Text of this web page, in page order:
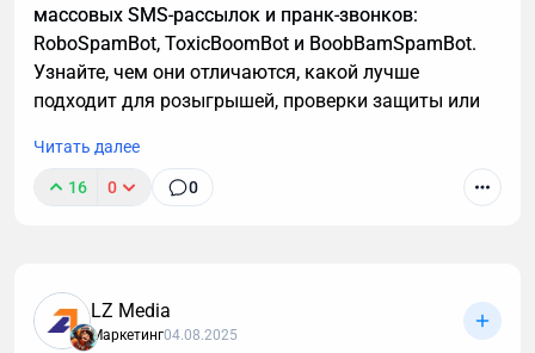
массовых SMS-рассылок и пранк-звонков:
RoboSpamBot, ToxicBoomBot и BoobBamSpamBot.
Узнайте, чем они отличаются, какой лучше
подходит для розыгрышей, проверки защиты или
использования инструментов.
Читать далее
16 0 0
LZ Media
Маркетинг04.08.2025